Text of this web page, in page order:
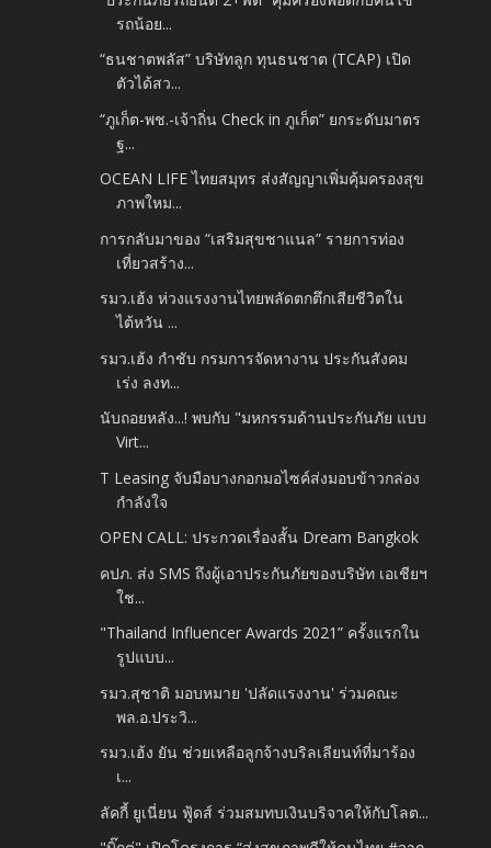
รถน้อย...
“ธนชาตพลัส” บริษัทลูก ทุนธนชาต (TCAP) เปิด
ตัวได้สว...
“ภูเก็ต-พช.-เจ้าถิ่น Check in ภูเก็ต” ยกระดับมาตร
ฐ...
OCEAN LIFE ไทยสมุทร ส่งสัญญาเพิ่มคุ้มครองสุข
ภาพใหม...
การกลับมาของ “เสริมสุขชาแนล” รายการท่อง
เที่ยวสร้าง...
รมว.เฮ้ง ห่วงแรงงานไทยพลัดตกตึกเสียชีวิตใน
ไต้หวัน ...
รมว.เฮ้ง กำชับ กรมการจัดหางาน ประกันสังคม
เร่ง ลงท...
นับถอยหลัง...! พบกับ "มหกรรมด้านประกันภัย แบบ
Virt...
T Leasing จับมือบางกอกมอไซค์ส่งมอบข้าวกล่อง
กำลังใจ
OPEN CALL: ประกวดเรื่องสั้น Dream Bangkok
คปภ. ส่ง SMS ถึงผู้เอาประกันภัยของบริษัท เอเชียฯ
ใช...
"Thailand Influencer Awards 2021” ครั้งแรกใน
รูปแบบ...
รมว.สุชาติ มอบหมาย 'ปลัดแรงงาน' ร่วมคณะ
พล.อ.ประวิ...
รมว.เฮ้ง ยัน ช่วยเหลือลูกจ้างบริลเลียนท์ที่มาร้อง
เ...
ลัคกี้ ยูเนี่ยน ฟู้ดส์ ร่วมสมทบเงินบริจาคให้กับโลต...